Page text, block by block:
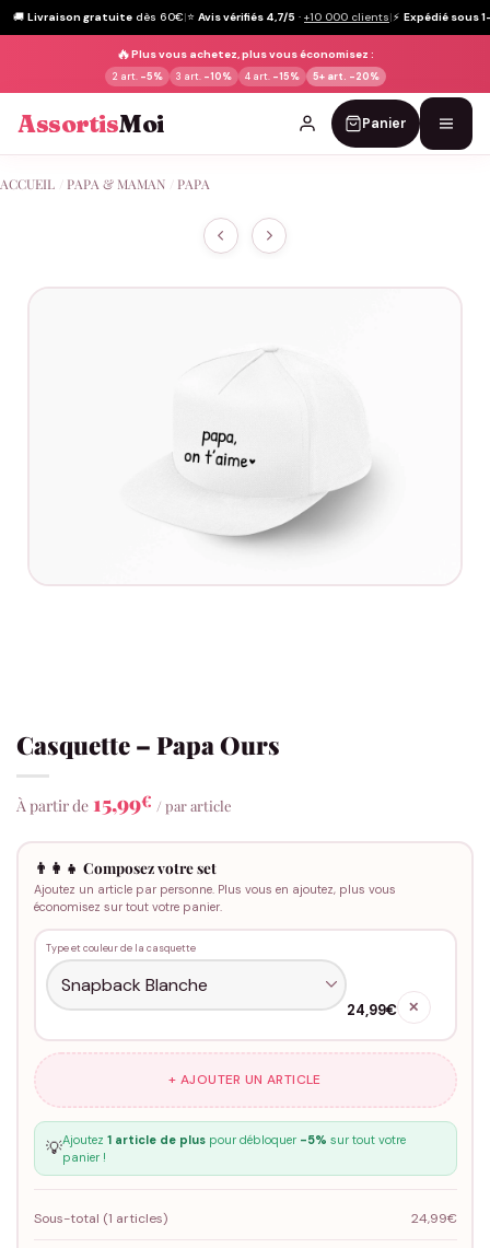
🚚 Livraison gratuite dès 60€|⭐ Avis vérifiés 4,7/5 · +10 000 clients|⚡ Expédié sous
🔥Plus vous achetez, plus vous économisez :
2 art. -5% 3 art. -10% 4 art. -15% 5+ art. -20%
AssortisMoi Panier
au
ACCUEIL PAPA & MAMAN PAPA
Casquette – Papa Ours
À partir de 15,99€ / par article
👨‍👩‍👧 Composez votre set
Ajoutez un article par personne. Plus vous en ajoutez, plus vous
économisez sur tout votre panier.
Type et couleur de la casquette
24,99€ ✕
+ AJOUTER UN ARTICLE
💡Ajoutez 1 article de pluspour débloquer -5% sur tout votre
panier !
Sous-total (1 articles) 24,99€